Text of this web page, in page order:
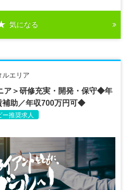
気になる
ルエリア
ア＞研修充実・開発・保守◆年
補助／年収700万円可◆
ー推奨求人